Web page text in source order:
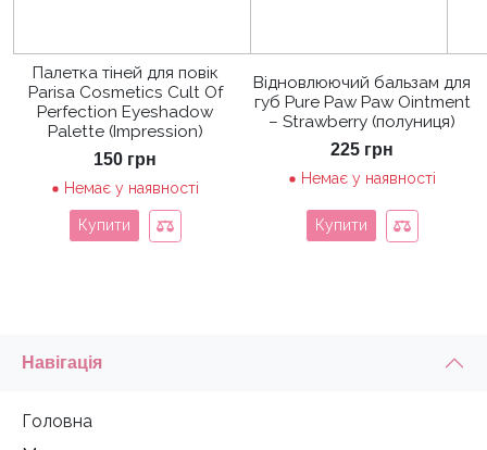
Палетка тіней для повік
Parisa Cosmetics Cult Of
Perfection Eyeshadow
Palette (Impression)
150 грн
Немає у наявності
Купити
Відновлюючий бальзам для
губ Pure Paw Paw Ointment
– Strawberry (полуниця)
225 грн
Немає у наявності
Купити
Навігація
Головна